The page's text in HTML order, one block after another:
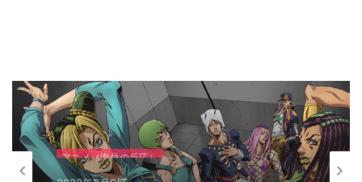
アニメ（海外の反応）
2023年2月9日